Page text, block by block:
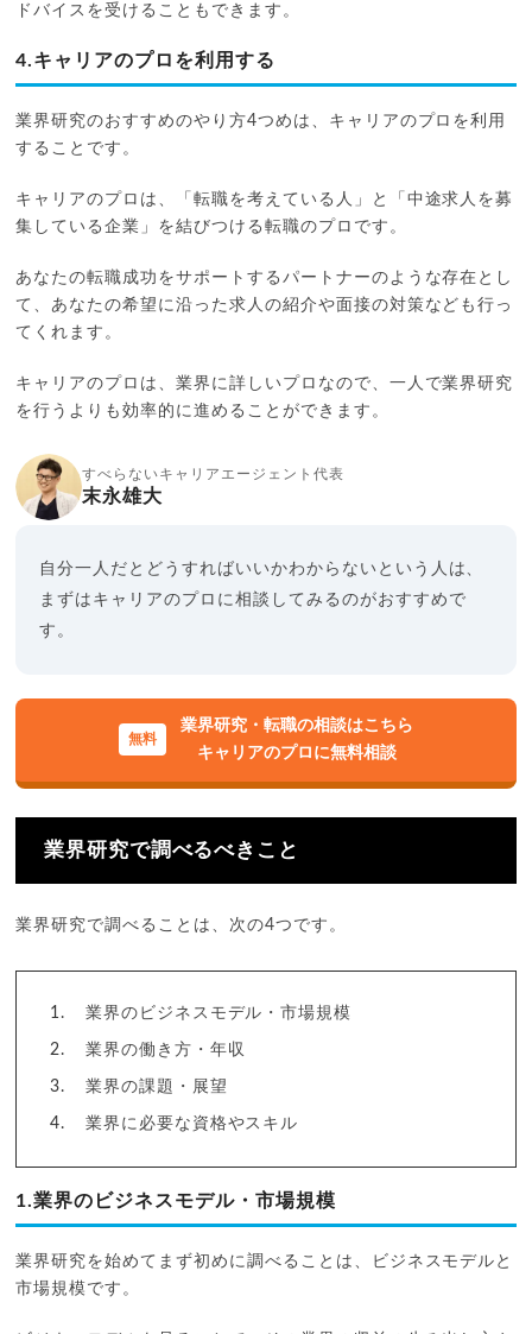
ドバイスを受けることもできます。
4.キャリアのプロを利用する
業界研究のおすすめのやり方4つめは、キャリアのプロを利用
することです。
キャリアのプロは、「転職を考えている人」と「中途求人を募
集している企業」を結びつける転職のプロです。
あなたの転職成功をサポートするパートナーのような存在とし
て、あなたの希望に沿った求人の紹介や面接の対策なども行っ
てくれます。
キャリアのプロは、業界に詳しいプロなので、一人で業界研究
を行うよりも効率的に進めることができます。
すべらないキャリアエージェント代表
末永雄大
自分一人だとどうすればいいかわからないという人は、
まずはキャリアのプロに相談してみるのがおすすめで
す。
業界研究・転職の相談はこちら
キャリアのプロに無料相談
業界研究で調べるべきこと
業界研究で調べることは、次の4つです。
業界のビジネスモデル・市場規模
業界の働き方・年収
業界の課題・展望
業界に必要な資格やスキル
1.業界のビジネスモデル・市場規模
業界研究を始めてまず初めに調べることは、ビジネスモデルと
市場規模です。